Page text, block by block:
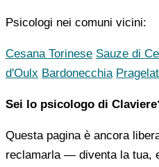
Psicologi nei comuni vicini:
Cesana Torinese Sauze di
d'Oulx Bardonecchia
Sei lo psicologo di
Questa pagina è ancora
reclamarla — diventa la tua,